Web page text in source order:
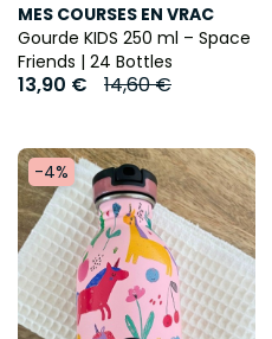
MES COURSES EN VRAC
Gourde KIDS 250 ml – Space
Friends | 24 Bottles
13,90 € 14,60 €
-4%